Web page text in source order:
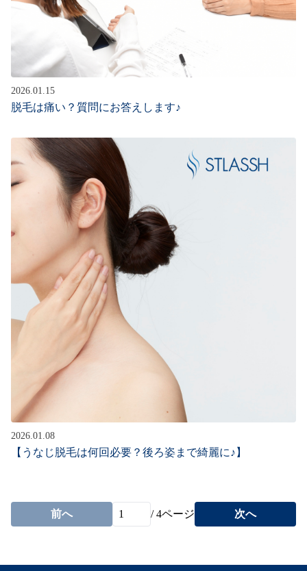
2026.01.15
脱毛は痛い？質問にお答えします♪
2026.01.08
【うなじ脱毛は何回必要？後ろ姿まで綺麗に♪】
前へ /4ページ 次へ